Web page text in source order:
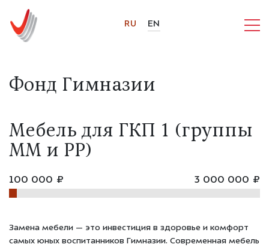
RU EN
Фонд Гимназии
Мебель для ГКП 1 (группы
MM и PP)
100 000 ₽ 3 000 000 ₽
Замена мебели — это инвестиция в здоровье и комфорт
самых юных воспитанников Гимназии. Современная мебель